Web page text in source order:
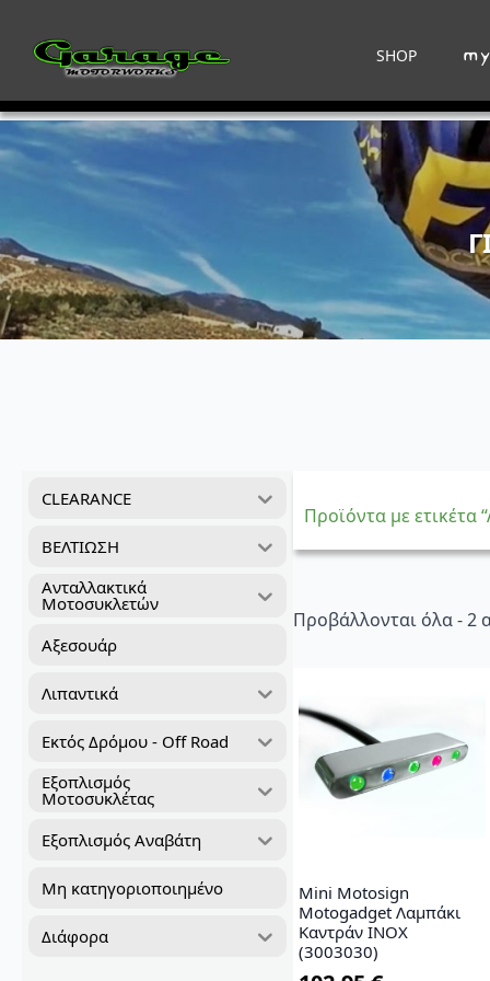
SHOP
CLEARANCE
ΒΕΛΤΙΩΣΗ
Ανταλλακτικά
Μοτοσυκλετών
Αξεσουάρ
Λιπαντικά
Εκτός Δρόμου - Off Road
Εξοπλισμός
Μοτοσυκλέτας
Εξοπλισμός Αναβάτη
Μη κατηγοριοποιημένο
Διάφορα
Προϊόντα με
Προβάλλονται όλα - 2
Mini Motosign
Motogadget Λαμπάκι
Καντράν ΙΝΟΧ
(3003030)